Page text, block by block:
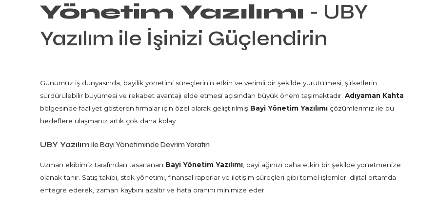
Yönetim Yazılımı - UBY
Yazılım ile İşinizi Güçlendirin
Günümüz iş dünyasında, bayilik yönetimi süreçlerinin etkin ve verimli bir şekilde yürütülmesi, şirketlerin
sürdürülebilir büyümesi ve rekabet avantajı elde etmesi açısından büyük önem taşımaktadır.Adıyaman Kahta
bölgesinde faaliyet gösteren firmalar için özel olarak geliştirilmiş Bayi Yönetim Yazılımı çözümlerimiz ile bu
hedeflere ulaşmanız artık çok daha kolay.
UBY Yazılım ile Bayi Yönetiminde Devrim Yaratın
Uzman ekibimiz tarafından tasarlanan Bayi Yönetim Yazılımı , bayi ağınızı daha etkin bir şekilde yönetmenize
olanak tanır. Satış takibi, stok yönetimi, finansal raporlar ve iletişim süreçleri gibi temel işlemleri dijital ortamda
entegre ederek, zaman kaybını azaltır ve hata oranını minimize eder.